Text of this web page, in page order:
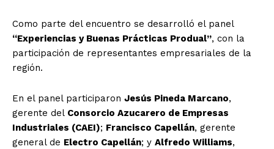
Como parte del encuentro se desarrolló el panel
“Experiencias y Buenas Prácticas Produal”, con la
participación de representantes empresariales de la
región.
En el panel participaron Jesús Pineda Marcano,
gerente del Consorcio Azucarero de Empresas
Industriales (CAEI); Francisco Capellán, gerente
general de Electro Capellán; y Alfredo Williams,